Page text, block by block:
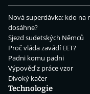
Nová superdávka: kdo na
dosáhne?
Sjezd sudetských Němců
Proč vláda zavádí EET?
Padni komu padni
Výpověď z práce vzor
Divoký kačer
Technologie